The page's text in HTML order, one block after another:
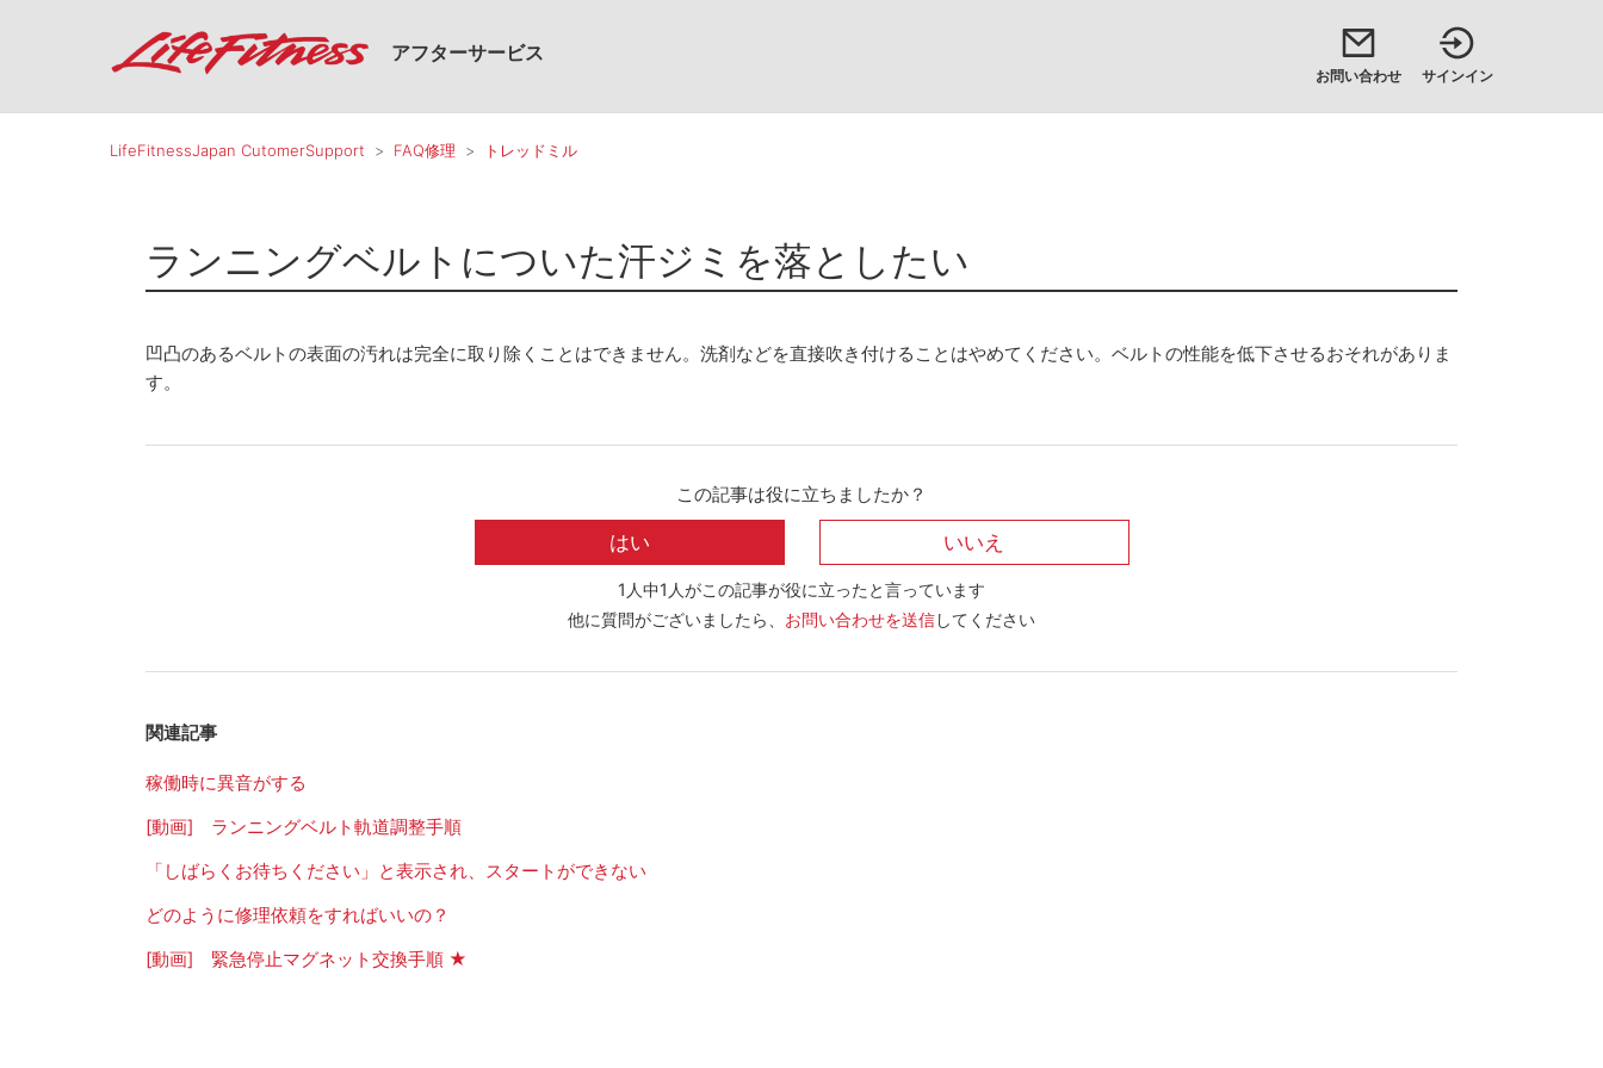
アフターサービス
お問い合わせ サインイン
LifeFitnessJapan CutomerSupport FAQ修理 トレッドミル
ランニングベルトについた汗ジミを落としたい
凹凸のあるベルトの表面の汚れは完全に取り除くことはできません。洗剤などを直接吹き付けることはやめてください。ベルトの性能を低下させるおそれがありま
す。
この記事は役に立ちましたか？
1人中1人がこの記事が役に立ったと言っています
他に質問がございましたら、 お問い合わせを送信してください
関連記事
稼働時に異音がする
[動画] ランニングベルト軌道調整手順
「しばらくお待ちください」と表示され、スタートができない
どのように修理依頼をすればいいの？
[動画] 緊急停止マグネット交換手順 ★